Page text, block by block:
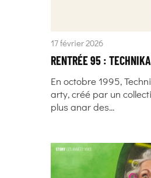
17 février 2026
RENTRÉE 95 :
En octobre 1995,
arty, créé par un
plus anar des...